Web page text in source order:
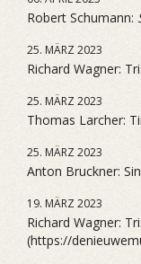
Robert Schumann:
25. MÄRZ 2023
Richard Wagner:
25. MÄRZ 2023
Thomas Larcher:
25. MÄRZ 2023
Anton Bruckner:
19. MÄRZ 2023
Richard Wagner:
(https://